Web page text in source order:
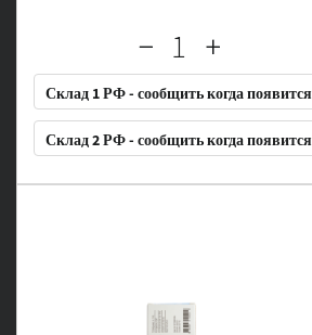
Склад 1 РФ - сообщить когда появится
Склад 2 РФ - сообщить когда появится